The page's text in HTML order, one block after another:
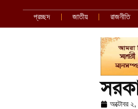
প্রচ্ছদ জাতীয় রাজনীতি
অক্টোবর